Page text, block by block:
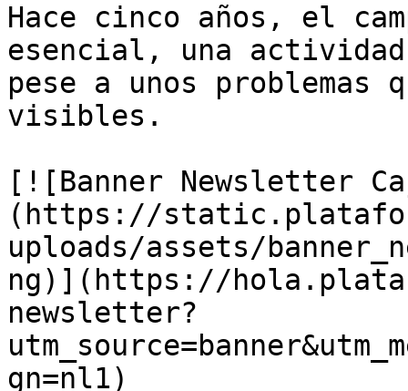
Hace cinco años, el
esencial, una
pese a unos problemas
visibles.
[![Banner Newsletter
(https://
uploads/assets/
ng)](https://
newsletter?
gn=nl1)